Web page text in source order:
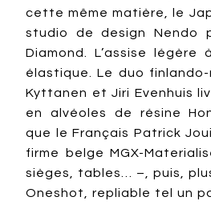
cette même matière, le
studio de design Nendo
Diamond. L’assise
élastique. Le duo
Kyttanen et Jiri Evenhuis
en alvéoles de résine
que le Français Patrick
firme belge MGX-
sièges, tables… –, puis,
Oneshot, repliable tel un